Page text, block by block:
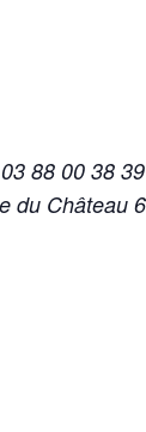
88 00 38
du Château